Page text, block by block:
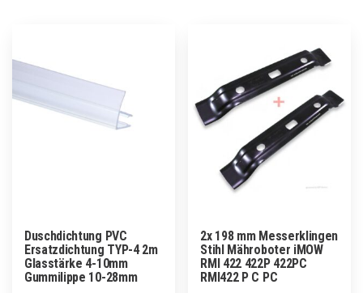
Duschdichtung PVC
Ersatzdichtung TYP-4 2m
Glasstärke 4-10mm
Gummilippe 10-28mm
2x 198 mm Messerklingen
Stihl Mähroboter iMOW
RMI 422 422P 422PC
RMI422 P C PC